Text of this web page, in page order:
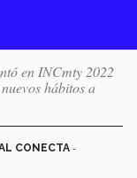
en INCmty 2022
hábitos a
CONECTA -